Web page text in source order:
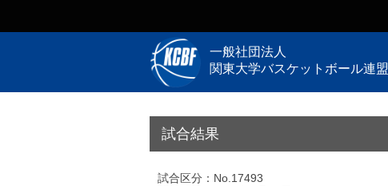
一般社団法人
関東大学バスケットボール連盟
試合結果
試合区分：No.17493